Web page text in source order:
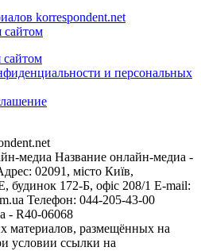
korrespondent.net
сайтом
сайтом
и персональных
медиа Название онлайн-медиа -
02091, місто Київ,
172-Б, офіс 208/1 E-mail:
Телефон: 044-205-43-00
- R40-06068
материалов, размещённых на
условии ссылки на